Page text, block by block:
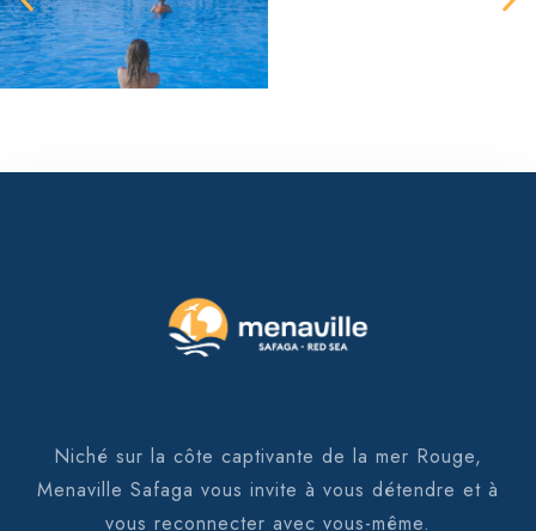
Niché sur la côte captivante de la mer Rouge,
Menaville Safaga vous invite à vous détendre et à
vous reconnecter avec vous-même.